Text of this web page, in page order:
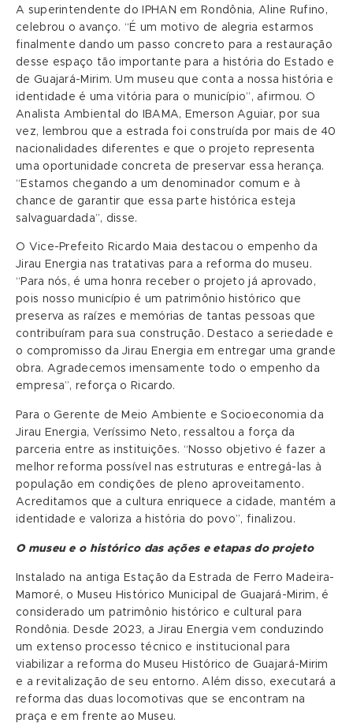
A superintendente do IPHAN em Rondônia, Aline Rufino,
celebrou o avanço. “É um motivo de alegria estarmos
finalmente dando um passo concreto para a restauração
desse espaço tão importante para a história do Estado e
de Guajará-Mirim. Um museu que conta a nossa história e
identidade é uma vitória para o município”, afirmou. O
Analista Ambiental do IBAMA, Emerson Aguiar, por sua
vez, lembrou que a estrada foi construída por mais de 40
nacionalidades diferentes e que o projeto representa
uma oportunidade concreta de preservar essa herança.
“Estamos chegando a um denominador comum e à
chance de garantir que essa parte histórica esteja
salvaguardada”, disse.
O Vice-Prefeito Ricardo Maia destacou o empenho da
Jirau Energia nas tratativas para a reforma do museu.
“Para nós, é uma honra receber o projeto já aprovado,
pois nosso município é um patrimônio histórico que
preserva as raízes e memórias de tantas pessoas que
contribuíram para sua construção. Destaco a seriedade e
o compromisso da Jirau Energia em entregar uma grande
obra. Agradecemos imensamente todo o empenho da
empresa”, reforça o Ricardo.
Para o Gerente de Meio Ambiente e Socioeconomia da
Jirau Energia, Veríssimo Neto, ressaltou a força da
parceria entre as instituições. “Nosso objetivo é fazer a
melhor reforma possível nas estruturas e entregá-las à
população em condições de pleno aproveitamento.
Acreditamos que a cultura enriquece a cidade, mantém a
identidade e valoriza a história do povo”, finalizou.
O museu e o histórico das ações e etapas do projeto
Instalado na antiga Estação da Estrada de Ferro Madeira-
Mamoré, o Museu Histórico Municipal de Guajará-Mirim, é
considerado um patrimônio histórico e cultural para
Rondônia. Desde 2023, a Jirau Energia vem conduzindo
um extenso processo técnico e institucional para
viabilizar a reforma do Museu Histórico de Guajará-Mirim
e a revitalização de seu entorno. Além disso, executará a
reforma das duas locomotivas que se encontram na
praça e em frente ao Museu.